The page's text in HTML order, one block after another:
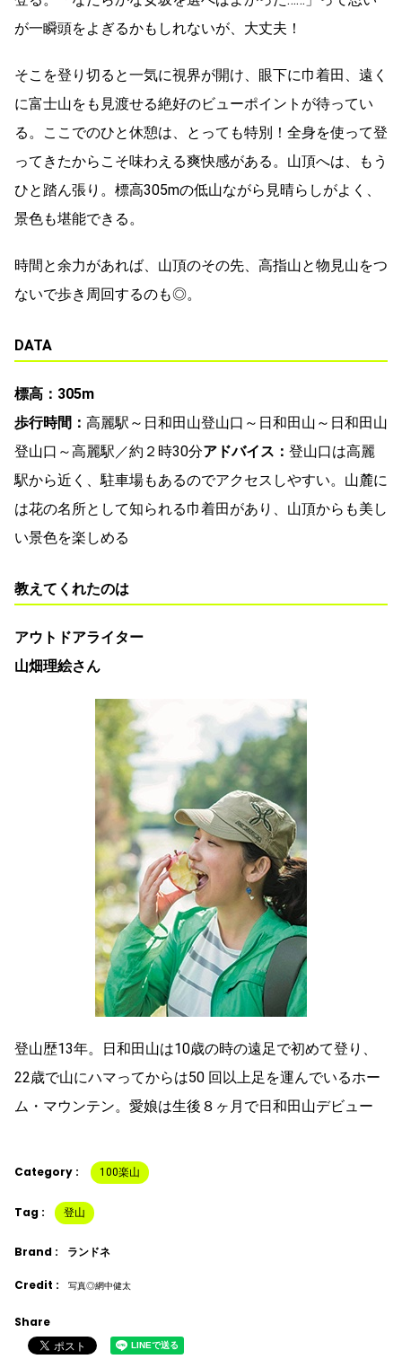
が一瞬頭をよぎるかもしれないが、大丈夫！
そこを登り切ると一気に視界が開け、眼下に巾着田、遠く
に富士山をも見渡せる絶好のビューポイントが待ってい
る。ここでのひと休憩は、とっても特別！全身を使って登
ってきたからこそ味わえる爽快感がある。山頂へは、もう
ひと踏ん張り。標高305mの低山ながら見晴らしがよく、
景色も堪能できる。
時間と余力があれば、山頂のその先、高指山と物見山をつ
ないで歩き周回するのも◎。
DATA
標高：305m
歩行時間： 高麗駅～日和田山登山口～日和田山～日和田山
登山口～高麗駅／約２時30分アドバイス： 登山口は高麗
駅から近く、駐車場もあるのでアクセスしやすい。山麓に
は花の名所として知られる巾着田があり、山頂からも美し
い景色を楽しめる
教えてくれたのは
アウトドアライター
山畑理絵さん
登山歴13年。日和田山は10歳の時の遠足で初めて登り、
22歳で山にハマってからは50 回以上足を運んでいるホー
ム・マウンテン。愛娘は生後８ヶ月で日和田山デビュー
Category : 100楽山
Tag : 登山
Brand : ランドネ
Credit : 写真◎網中健太
Share